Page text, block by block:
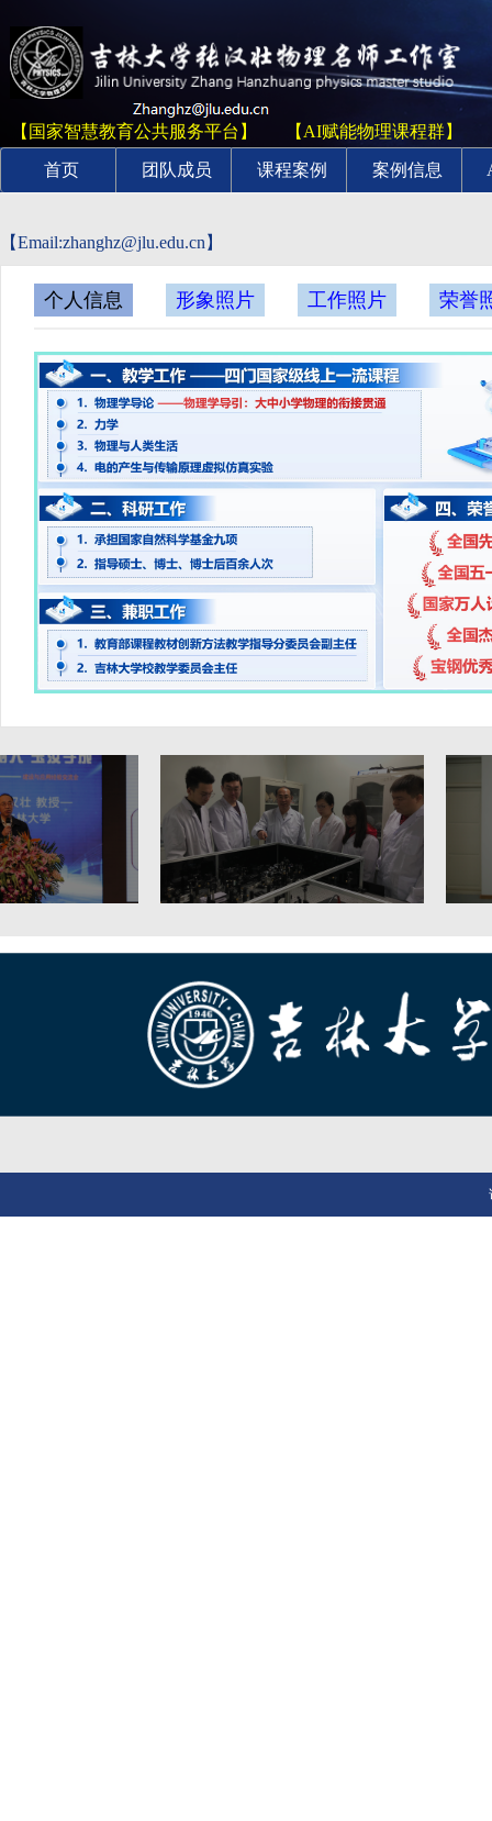
【国家智慧教育公共服务平台】 【AI赋能物理课程群】
首页 团队成员 课程案例 案例信息
【Email:zhanghz@jlu.edu.cn】
个人信息 形象照片 工作照片 荣誉